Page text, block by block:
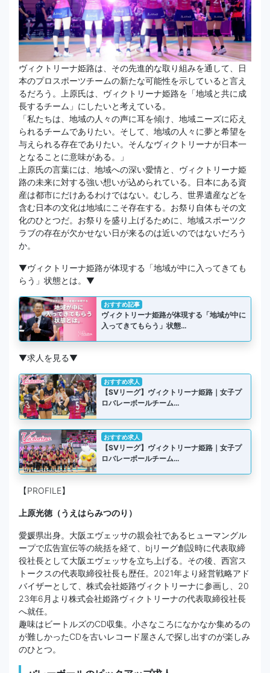
ヴィクトリーナ姫路は、その先進的な取り組みを通して、日
本のプロスポーツチームの新たな可能性を示していると言え
るだろう。上原氏は、ヴィクトリーナ姫路を「地域と共に成
長するチーム」にしたいと考えている。
「私たちは、地域の人々の声に耳を傾け、地域ニーズに応え
られるチームでありたい。そして、地域の人々に夢と希望を
与えられる存在でありたい。そんなヴィクトリーナが日本一
となることに意味がある。」
上原氏の言葉には、地域への深い愛情と、ヴィクトリーナ姫
路の未来に対する強い想いが込められている。日本にある資
産は都市にだけあるわけではない。むしろ、世界遺産などを
含む日本の文化は地域にこそ存在する。お祭り自体もその文
化のひとつだ。お祭りを盛り上げるために、地域スポーツク
ラブの存在が欠かせない日が来るのは近いのではないだろう
か。
▼ヴィクトリーナ姫路が体現する「地域が中に入ってきても
らう」状態とは。▼
おすすめ記事
ヴィクトリーナ姫路が体現する「地域が中に
入ってきてもらう」状態…
▼求人を見る▼
おすすめ求人
【SVリーグ】ヴィクトリーナ姫路｜女子プ
ロバレーボールチーム…
おすすめ求人
【SVリーグ】ヴィクトリーナ姫路｜女子プ
ロバレーボールチーム…
【PROFILE】
上原光徳（うえはらみつのり）
愛媛県出身。大阪エヴェッサの親会社であるヒューマングル
ープで広告宣伝等の統括を経て、bjリーグ創設時に代表取締
役社長として大阪エヴェッサを立ち上げる。その後、西宮ス
トークスの代表取締役社長も歴任。2021年より経営戦略アド
バイザーとして、株式会社姫路ヴィクトリーナに参画し、20
23年6月より株式会社姫路ヴィクトリーナの代表取締役社長
へ就任。
趣味はビートルズのCD収集。小さなころになかなか集めるの
が難しかったCDを古いレコード屋さんで探し出すのが楽しみ
のひとつ。